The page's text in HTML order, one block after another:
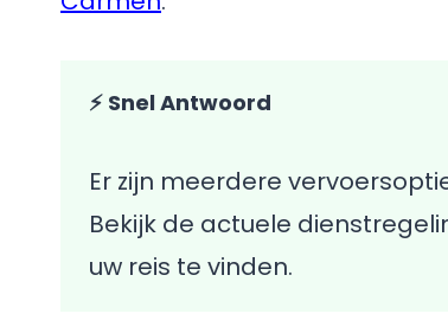
⚡ Snel Antwoord
Er zijn meerdere
Bekijk de actuele
uw reis te vinden.